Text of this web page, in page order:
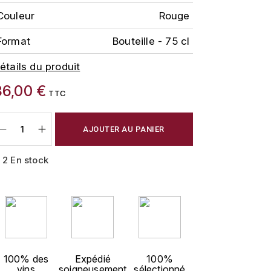
Rouge
Bouteille - 75 cl
du produit
€ TTC
AJOUTER AU PANIER
2 En stock
100% des
Expédié
100%